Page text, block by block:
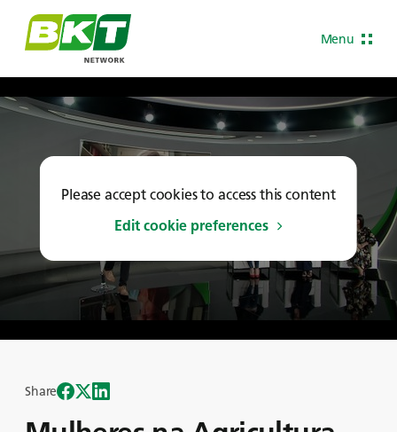
Menu
Please accept cookies to access this content
Edit cookie preferences
Share